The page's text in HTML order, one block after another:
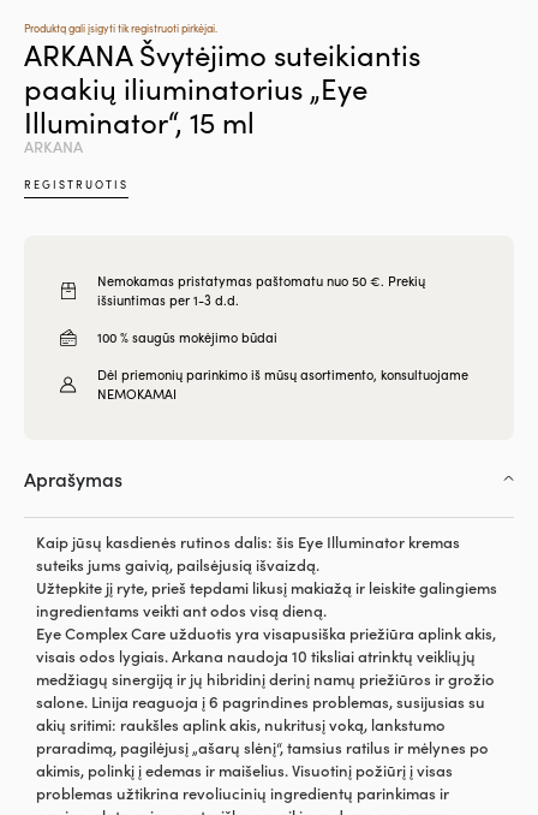
Produktą gali įsigyti tik registruoti pirkėjai.
ARKANA Švytėjimo suteikiantis
paakių iliuminatorius „Eye
Illuminator“, 15 ml
ARKANA
REGISTRUOTIS
Nemokamas pristatymas paštomatu nuo 50 €. Prekių
išsiuntimas per 1-3 d.d.
100 % saugūs mokėjimo būdai
Dėl priemonių parinkimo iš mūsų asortimento, konsultuojame
NEMOKAMAI
Aprašymas
Kaip jūsų kasdienės rutinos dalis: šis Eye Illuminator kremas
suteiks jums gaivią, pailsėjusią išvaizdą.
Užtepkite jį ryte, prieš tepdami likusį makiažą ir leiskite galingiems
ingredientams veikti ant odos visą dieną.
Eye Complex Care užduotis yra visapusiška priežiūra aplink akis,
visais odos lygiais. Arkana naudoja 10 tiksliai atrinktų veikliųjų
medžiagų sinergiją ir jų hibridinį derinį namų priežiūros ir grožio
salone. Linija reaguoja į 6 pagrindines problemas, susijusias su
akių sritimi: raukšles aplink akis, nukritusį voką, lankstumo
praradimą, pagilėjusį „ašarų slėnį“, tamsius ratilus ir mėlynes po
akimis, polinkį į edemas ir maišelius. Visuotinį požiūrį į visas
problemas užtikrina revoliucinių ingredientų parinkimas ir